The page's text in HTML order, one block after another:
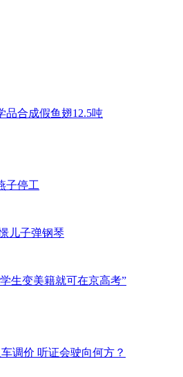
品合成假鱼翅12.5吨
子停工
儿子弹钢琴
生变美籍就可在京高考”
车调价 听证会驶向何方？